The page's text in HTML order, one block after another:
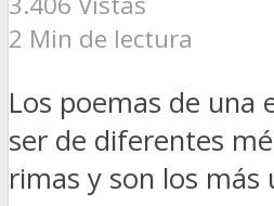
2 Min de lectura
Los poemas de una
ser de diferentes
rimas y son los más